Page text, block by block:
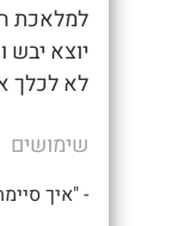
למלאכת
יוצא יבש
לא לכלך
שימושים
- "איך